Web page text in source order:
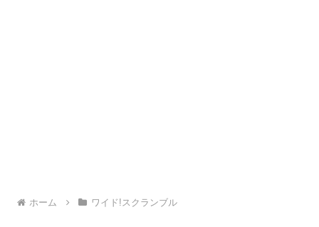
ホーム ワイド!スクランブル